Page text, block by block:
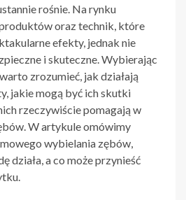
rośnie. Na rynku
oraz technik, które
efekty, jednak nie
i skuteczne. Wybierając
zrozumieć, jak działają
jakie mogą być ich skutki
rzeczywiście pomagają w
W artykule omówimy
wybielania zębów,
działa, a co może przynieść